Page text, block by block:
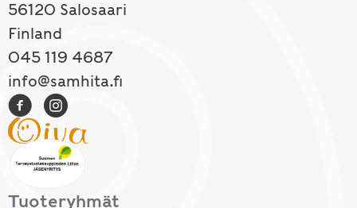
56120 Salosaari
Finland
045 119 4687
info@samhita.fi
Tuoteryhmät